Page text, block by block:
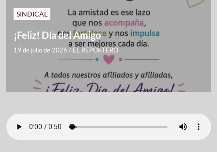
SINDICAL
¡Feliz! Día del Amigo
19 de julio de 2026 / EL REPORTERO